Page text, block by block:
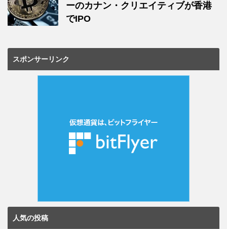
ーのカナン・クリエイティブが香港
でIPO
スポンサーリンク
人気の投稿